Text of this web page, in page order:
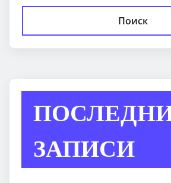
Поиск
ЗАПИСИ